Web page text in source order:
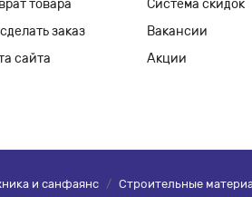
товара
заказ
сайта
Система скидок
Вакансии
Акции
и санфаянс / Строительные